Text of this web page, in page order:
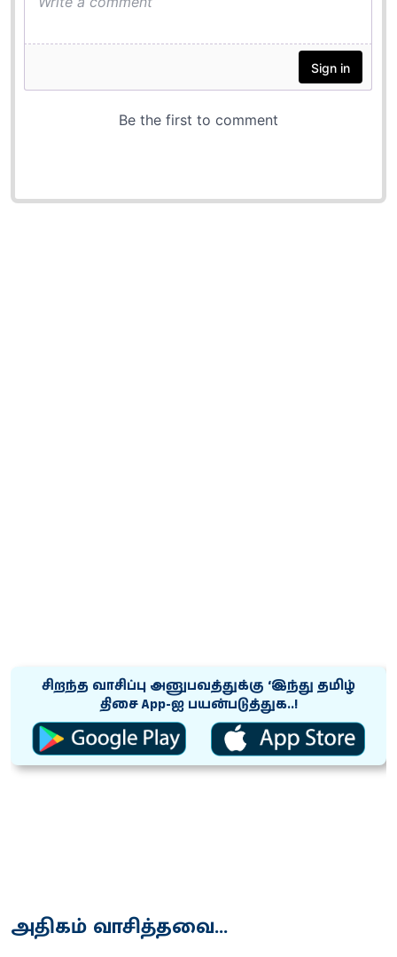
சிறந்த வாசிப்பு அனுபவத்துக்கு ‘இந்து தமிழ்
திசை App-ஐ பயன்படுத்துக..!
அதிகம் வாசித்தவை...